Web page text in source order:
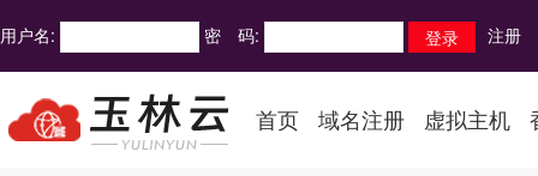
用户名: 密 码: 注册
首页 域名注册 虚拟主机